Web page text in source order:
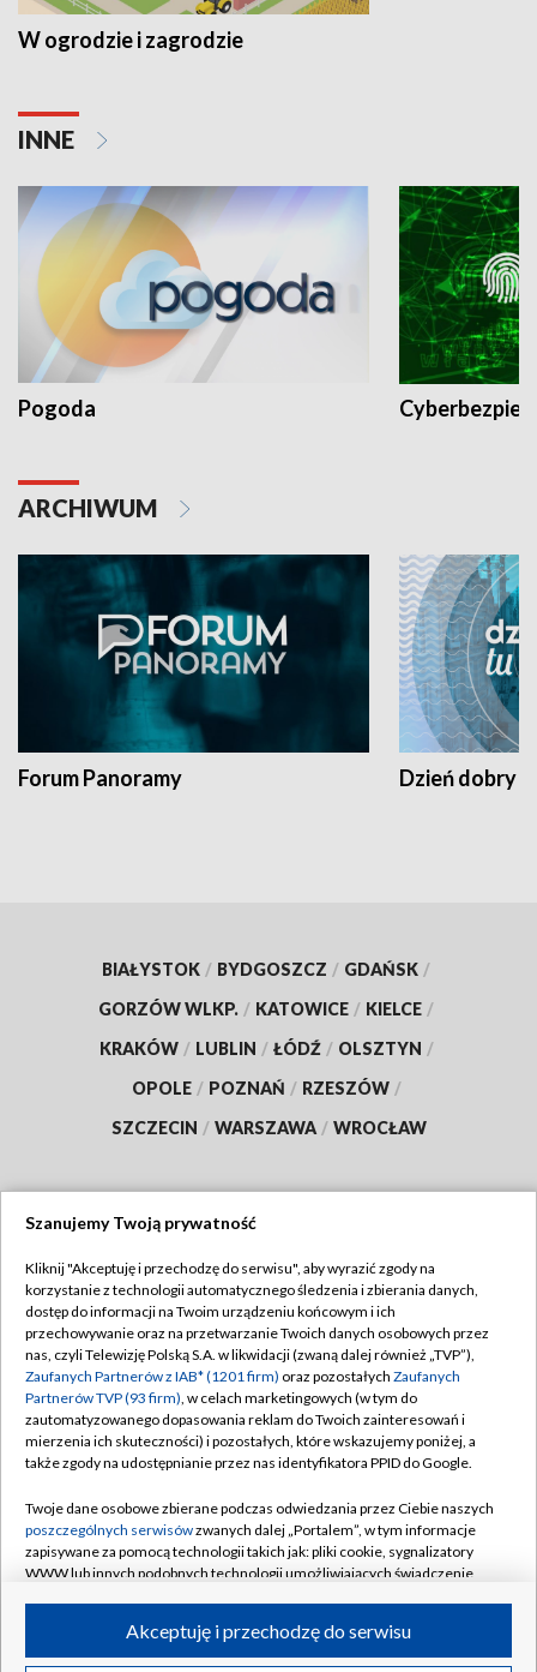
W ogrodzie i zagrodzie
INNE
Pogoda
ARCHIWUM
Forum Panoramy Dzień dobry
BIAŁYSTOK / BYDGOSZCZ / GDAŃSK /
GORZÓW WLKP. / KATOWICE / KIELCE /
KRAKÓW / LUBLIN / ŁÓDŹ / OLSZTYN /
OPOLE / POZNAŃ / RZESZÓW /
SZCZECIN / WARSZAWA / WROCŁAW
TVP
Abonament TVP
Emisja w TVP
Centrum informacji TVP
Naziemna Telewizja Cyfrowa
Rada Programowa
System NOS
Informacje o nadawcy
Program dla prasy
Regulamin TVP
Polityka prywatności
Moje zgody
Pomoc
Kontakt
Kanały
©2026 Telewizja Polska S.A. w likwidacji
Szanujemy Twoją prywatność
Kliknij "Akceptuję i przechodzę do serwisu", aby wyrazić zgody na
korzystanie z technologii automatycznego śledzenia i zbierania danych,
dostęp do informacji na Twoim urządzeniu końcowym i ich
przechowywanie oraz na przetwarzanie Twoich danych osobowych przez
nas, czyli Telewizję Polską S.A. w likwidacji (zwaną dalej również „TVP”),
Zaufanych Partnerów z IAB* (1201 firm) oraz pozostałych Zaufanych
Partnerów TVP (93 firm), w celach marketingowych (w tym do
zautomatyzowanego dopasowania reklam do Twoich zainteresowań i
mierzenia ich skuteczności) i pozostałych, które wskazujemy poniżej, a
także zgody na udostępnianie przez nas identyfikatora PPID do Google.
Twoje dane osobowe zbierane podczas odwiedzania przez Ciebie naszych
poszczególnych serwisówzwanych dalej „Portalem”, w tym informacje
zapisywane za pomocą technologii takich jak: pliki cookie, sygnalizatory
WWW lub innych podobnych technologii umożliwiających świadczenie
ruchu w Internecie.Akceptuję i przechodzę do serwisu